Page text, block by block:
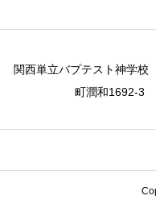
関西単立バプテスト神学
町潤和1692-3